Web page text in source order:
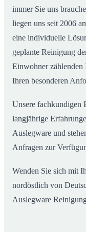
immer Sie uns
liegen uns seit 2006
eine individuelle
geplante Reinigung
Einwohner zählenden
Ihren besonderen
Unsere fachkundigen
langjährige
Auslegware und
Anfragen zur
Wenden Sie sich mit
nordöstlich von
Auslegware